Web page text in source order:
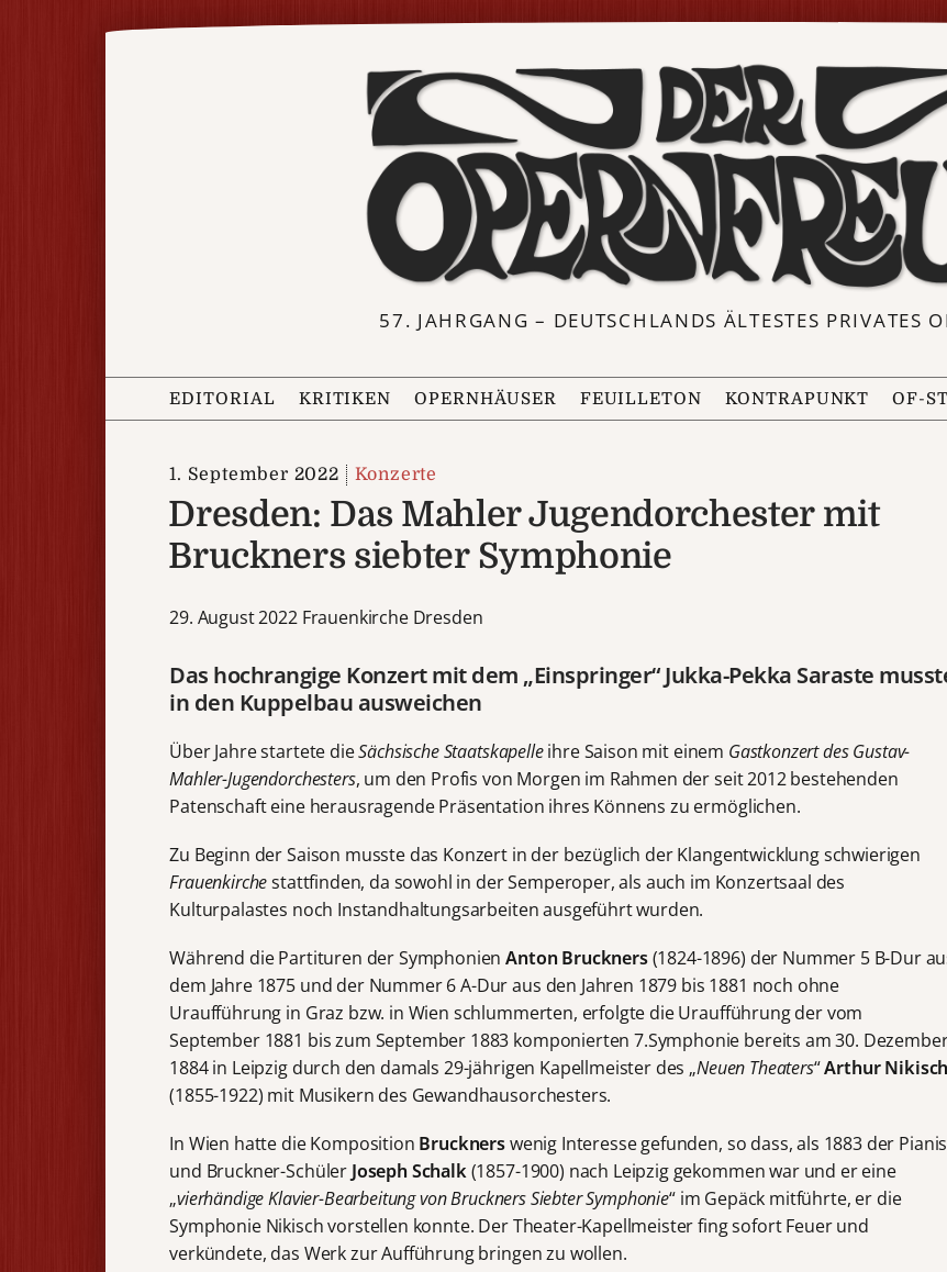
57. JAHRGANG – DEUTSCHLANDS ÄLTESTES PRIVATES
EDITORIAL KRITIKEN OPERNHÄUSER FEUILLETON KONTRAPUNKT OF-
1. September 2022 Konzerte
Dresden: Das Mahler Jugendorchester mit
Bruckners siebter Symphonie
29. August 2022 Frauenkirche Dresden
Das hochrangige Konzert mit dem „Einspringer“ Jukka-Pekka Saraste
in den Kuppelbau ausweichen
Über Jahre startete dieSächsische Staatskapelleihre Saison mit einem Gastkonzert des Gustav-
Mahler-Jugendorchesters, um den Profis von Morgen im Rahmen der seit 2012 bestehenden
Patenschaft eine herausragende Präsentation ihres Könnens zu ermöglichen.
Zu Beginn der Saison musste das Konzert in der bezüglich der Klangentwicklung schwierigen
Frauenkirchestattfinden, da sowohl in der Semperoper, als auch im Konzertsaal des
Kulturpalastes noch Instandhaltungsarbeiten ausgeführt wurden.
Während die Partituren der SymphonienAnton Bruckners(1824-1896) der Nummer 5 B-Dur
dem Jahre 1875 und der Nummer 6 A-Dur aus den Jahren 1879 bis 1881 noch ohne
Uraufführung in Graz bzw. in Wien schlummerten, erfolgte die Uraufführung der vom
September 1881 bis zum September 1883 komponierten 7.Symphonie bereits am 30.
1884 in Leipzig durch den damals 29-jährigen Kapellmeister des „Neuen Theaters“Arthur Nikisch
(1855-1922) mit Musikern des Gewandhausorchesters.
In Wien hatte die Komposition Brucknerswenig Interesse gefunden, so dass, als 1883 der
und Bruckner-Schüler Joseph Schalk(1857-1900) nach Leipzig gekommen war und er eine
„vierhändige Klavier-Bearbeitung von Bruckners Siebter Symphonie“ im Gepäck mitführte, er die
Symphonie Nikisch vorstellen konnte. Der Theater-Kapellmeister fing sofort Feuer und
verkündete, das Werk zur Aufführung bringen zu wollen.